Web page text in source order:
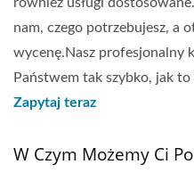
nam, czego potrzebujesz, a
wycenę.Nasz profesjonalny
Państwem tak szybko, jak to
Zapytaj teraz
W Czym Możemy Ci